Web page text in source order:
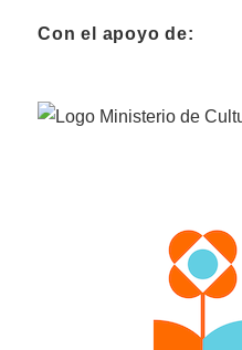
Con el apoyo de: